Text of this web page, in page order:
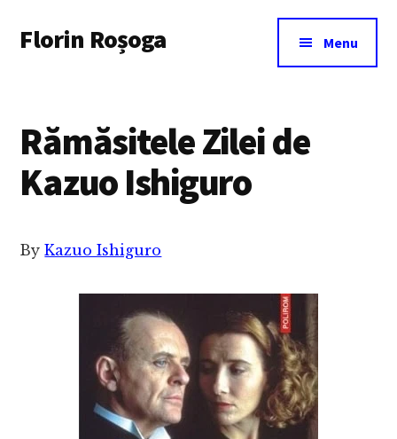
main
menu
Florin Roșoga Menu
Rămăsitele Zilei de
Kazuo Ishiguro
ByKazuo Ishiguro